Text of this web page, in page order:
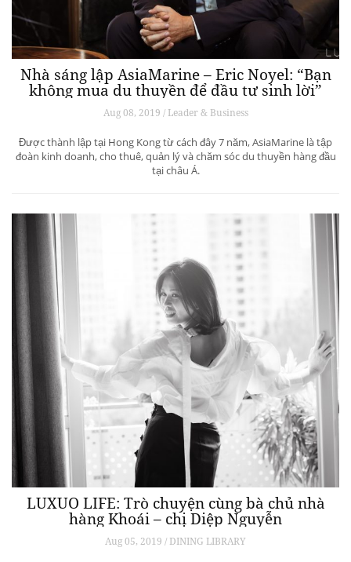
Nhà sáng lập AsiaMarine – Eric Noyel: “Bạn
không mua du thuyền để đầu tư sinh lời”
Aug 08, 2019 / Leader & Business
Được thành lập tại Hong Kong từ cách đây 7 năm, AsiaMarine là tập
đoàn kinh doanh, cho thuê, quản lý và chăm sóc du thuyền hàng đầu
tại châu Á.
LUXUO LIFE: Trò chuyện cùng bà chủ nhà
hàng Khoái – chị Diệp Nguyễn
Aug 05, 2019 / DINING LIBRARY